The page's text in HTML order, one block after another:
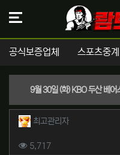
공식보증업체 스포츠중계
작성자 정보
최고관리자작성
컨텐츠 정보
5,717조회